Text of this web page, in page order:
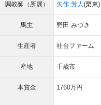
調教師（所属） 矢作 芳人(栗東)
馬主 野田 みづき
生産者 社台ファーム
産地 千歳市
本賞金 1760万円